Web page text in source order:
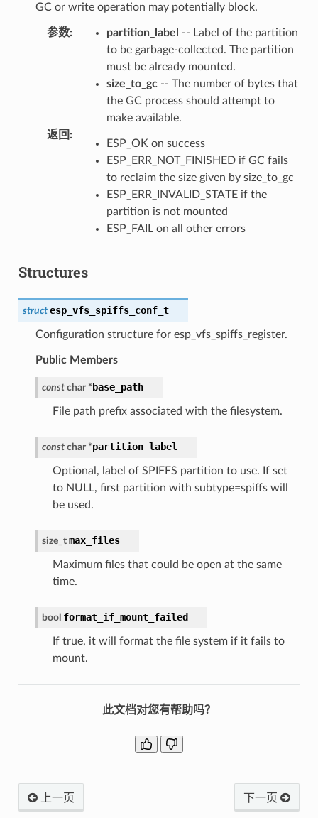
GC or write operation may potentially block.
参数: partition_label
-- Label of the partition
to be garbage-collected. The partition
must be already mounted.
size_to_gc-- The number of bytes that
the GC process should attempt to
make available.
返回 :
ESP_OK on success
ESP_ERR_NOT_FINISHED if GC fails
to reclaim the size given by size_to_gc
ESP_ERR_INVALID_STATE if the
partition is not mounted
ESP_FAIL on all other errors
Structures
struct esp_vfs_spiffs_conf_t
Configuration structure for esp_vfs_spiffs_register.
Public Members
const char * base_path
File path prefix associated with the filesystem.
const char *partition_label
Optional, label of SPIFFS partition to use. If set
to NULL, first partition with subtype=spiffs will
be used.
size_t max_files
Maximum files that could be open at the same
time.
bool format_if_mount_failed
If true, it will format the file system if it fails to
mount.
此文档对您有帮助吗？
上一页 下一页